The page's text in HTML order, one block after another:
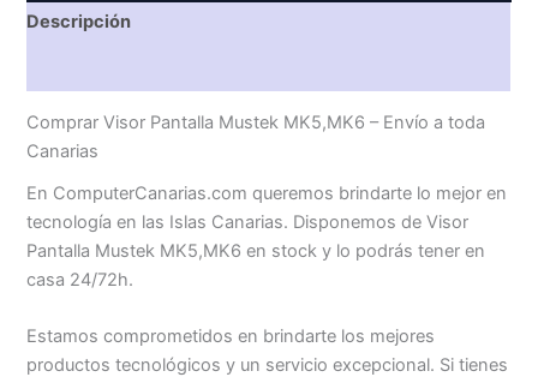
Descripción
Comprar Visor Pantalla Mustek MK5,MK6 – Envío a toda
Canarias
En ComputerCanarias.com queremos brindarte lo mejor en
tecnología en las Islas Canarias. Disponemos de Visor
Pantalla Mustek MK5,MK6 en stock y lo podrás tener en
casa 24/72h.
Estamos comprometidos en brindarte los mejores
productos tecnológicos y un servicio excepcional. Si tienes